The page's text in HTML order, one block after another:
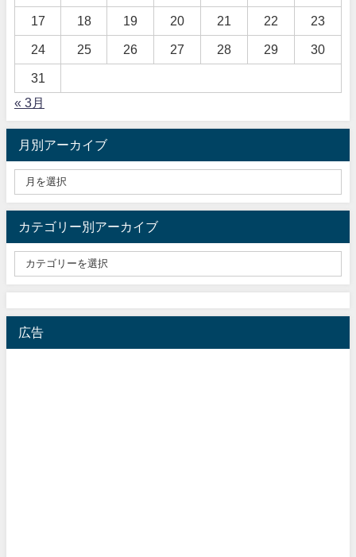
17 18 19 20 21 22 23
24 25 26 27 28 29 30
31
« 3月
月別アーカイブ
カテゴリー別アーカイブ
広告